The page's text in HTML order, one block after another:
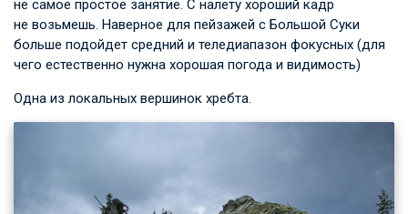
не самое простое занятие. С налету хороший кадр
не возьмешь. Наверное для пейзажей с Большой Суки
больше подойдет средний и теледиапазон фокусных (для
чего естественно нужна хорошая погода и видимость)
Одна из локальных вершинок хребта.